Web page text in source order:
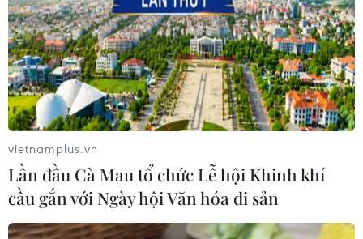
Biến đổi khí hậu khiến bão ngày càng
vietnamplus.vn
Lần đầu Cà Mau tổ chức Lễ hội Khinh khí
cầu gắn với Ngày hội Văn hóa di sản